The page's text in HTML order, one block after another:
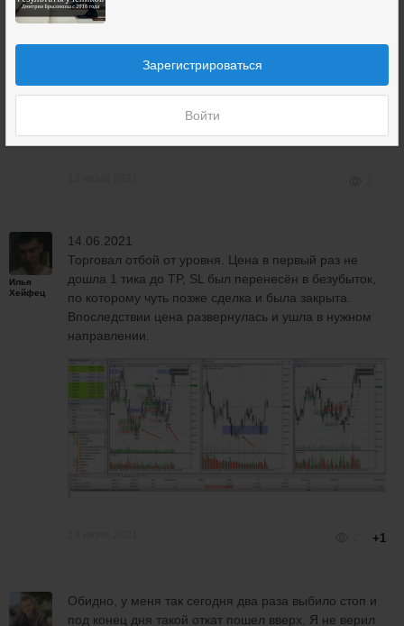
Зарегистрироваться
Войти
Илья
Хейфец
14.06.2021
Торговал отбой от уровня. Цена в первый раз не
дошла 1 тика до TP, SL был перенесён в безубыток,
по которому чуть позже сделка и была закрыта.
Впоследствии цена развернулась и ушла в нужном
направлении.
+1
Обидно, у меня так сегодня два раза выбило стоп и
под конец дня такой откат пошел вверх. Я не верил